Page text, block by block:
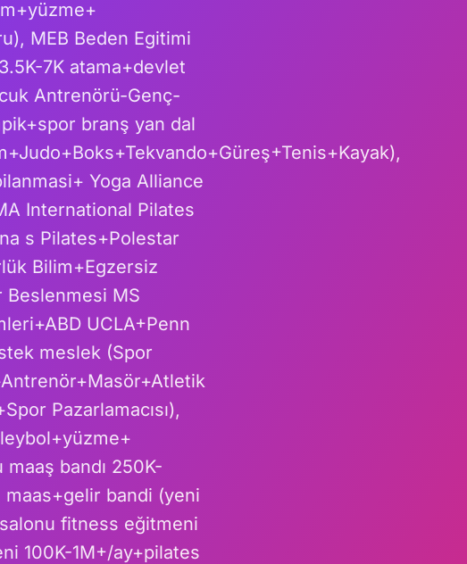
MEB Beden Egitimi
7K atama+devlet
Antrenörü-Genç-
branş yan dal
Yoga Alliance
International Pilates
s Pilates+Polestar
Bilim+Egzersiz
MS
UCLA+Penn
meslek (Spor
Pazarlamacısı),
bandı 250K-
bandi (yeni
fitness eğitmeni
100K-1M+/ay+pilates